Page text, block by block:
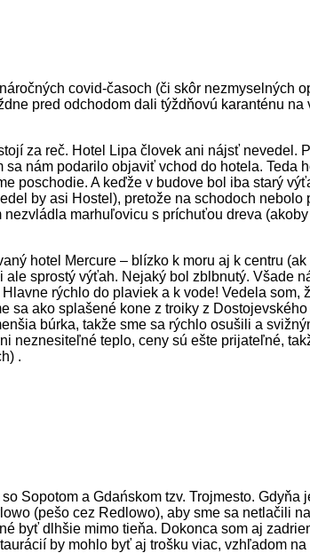
covid-časoch (či skôr nezmyselných
pred odchodom dali týždňovú karanténu
za reč. Hotel Lipa človek ani nájsť nevedel.
nám podarilo objaviť vchod do hotela. Teda
poschodie. A keďže v budove bol iba starý
by asi Hostel), pretože na schodoch nebolo
marhuľovicu s príchuťou dreva
hotel Mercure – blízko k moru aj k centru
sprostý výťah. Nejaký bol zblbnutý. Všade
rýchlo do plaviek a k vode! Vedela som,
ako splašené kone z troiky z
búrka, takže sme sa rýchlo osušili a
neznesiteľné teplo, ceny sú ešte prijateľné,
.
Sopotom a Gdańskom tzv. Trojmesto. Gdyňa
(pešo cez Redlowo), aby sme sa netlačili
byť dlhšie mimo tieňa. Dokonca som aj
by mohlo byť aj trošku viac, vzhľadom